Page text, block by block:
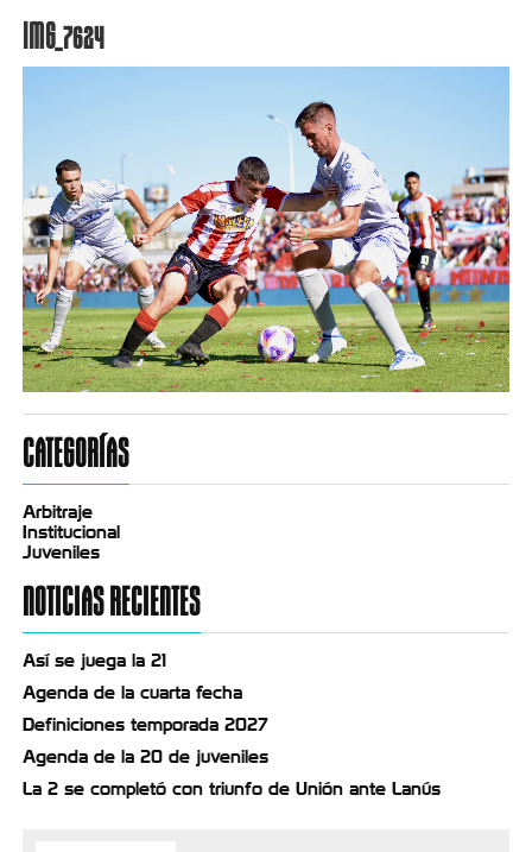
IMG_7624
CATEGORÍAS
Arbitraje
Institucional
Juveniles
NOTICIAS RECIENTES
Así se juega la 21
Agenda de la cuarta fecha
Definiciones temporada 2027
Agenda de la 20 de juveniles
La 2 se completó con triunfo de Unión ante Lanús